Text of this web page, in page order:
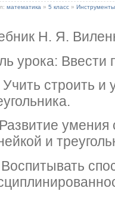
математика » 5 класс »
Н. Я.
урока: Ввести
строить и
умения
и